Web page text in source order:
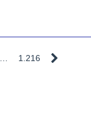
1.216